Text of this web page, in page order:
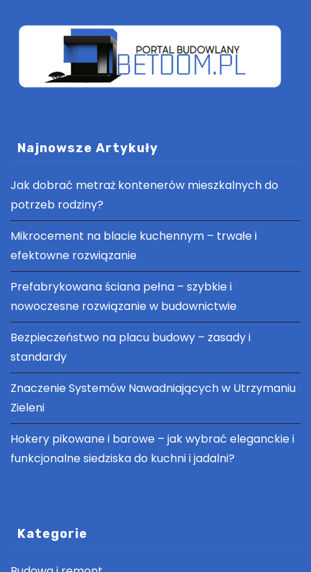
Najnowsze Artykuły
Jak dobrać metraż kontenerów mieszkalnych do
potrzeb rodziny?
Mikrocement na blacie kuchennym – trwałe i
efektowne rozwiązanie
Prefabrykowana ściana pełna – szybkie i
nowoczesne rozwiązanie w budownictwie
Bezpieczeństwo na placu budowy – zasady i
standardy
Znaczenie Systemów Nawadniających w Utrzymaniu
Zieleni
Hokery pikowane i barowe – jak wybrać eleganckie i
funkcjonalne siedziska do kuchni i jadalni?
Kategorie